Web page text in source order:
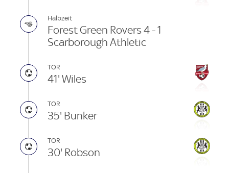
Halbzeit
Forest Green Rovers 4 - 1
Scarborough Athletic
TOR
41' Wiles
TOR
35' Bunker
TOR
30' Robson